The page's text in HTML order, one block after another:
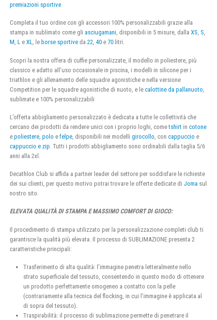
premiazioni sportive
Completa il tuo ordine con gli accessori 100% personalizzabili grazie alla
stampa in sublimato come gli asciugamani, disponibili in 5 misure, dalla XS, S,
M, L e XL, le borse sportive da 22, 40 e 70 litri.
Scopri la nostra offera di cuffie personalizzate, il modello in poliestere, più
classico e adatto all’uso occasionale in piscina, i modelli in silicone per i
triathlon e gli allenamento delle squadre agonistiche e nella versione
Competition per le squadre agonistiche di nuoto, e le calottine da pallanuoto
sublimate e 100% personalizzabili
L’offerta abbigliamento personalizzato è dedicata a tutte le collettività che
cercano dei prodotti da rendere unici con i proprio loghi, cometshirt in cotone
e poliestere polo e felpe , disponibili nei modelli girocollo , con cappuccio e
cappuccio e zip . Tutti i prodotti abbigliamento sono ordinabili dalla taglia 5/6
anni alla 2xl.
Decathlon Club si affida a partner leader del settore per soddisfare le richieste
dei sui clienti, per questo motivo potrai trovare le offerte dedicate di Joma sul
nostro sito.
ELEVATA QUALITÀ DI STAMPA E MASSIMO COMFORT DI GIOCO:
Il procedimento di stampa utilizzato per la personalizzazione completi club ti
garantisce la qualità più elevata. Il processo di SUBLIMAZIONE presenta 2
caratteristiche principali:
Trasferimento di alta qualità: l’immagine penetra letteralmente nello
strato superficiale del tessuto, consentendo in questo modo di ottenere
un prodotto perfettamente omogeneo a contatto con la pelle
(contrariamente alla tecnica del flocking, in cui l’immagine è applicata al
di sopra del tessuto).
Traspirabilità: il processo di sublimazione permette di penetrare il